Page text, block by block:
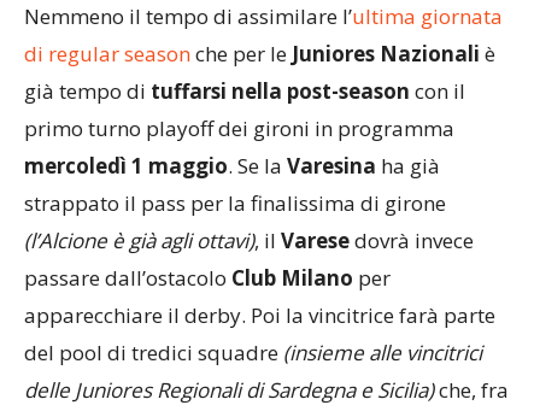
Nemmeno il tempo di assimilare l’ultima giornata
di regular seasonche per le Juniores Nazionali è
già tempo di tuffarsi nella post-season con il
primo turno playoff dei gironi in programma
mercoledì 1 maggio. Se la Varesina ha già
strappato il pass per la finalissima di girone
(l’Alcione è già agli ottavi), il Varesedovrà invece
passare dall’ostacolo Club Milano per
apparecchiare il derby. Poi la vincitrice farà parte
del pool di tredici squadre (insieme alle vincitrici
delle Juniores Regionali di Sardegna e Sicilia)che, fra